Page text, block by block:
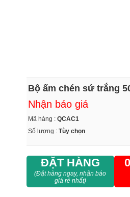
Bộ ấm chén sứ trắng
Nhận báo giá
Mã hàng :QCAC1
Số lượng :Tùy chọn
ĐẶT HÀNG
(Đặt hàng ngay, nhận báo
giá rẻ nhất)